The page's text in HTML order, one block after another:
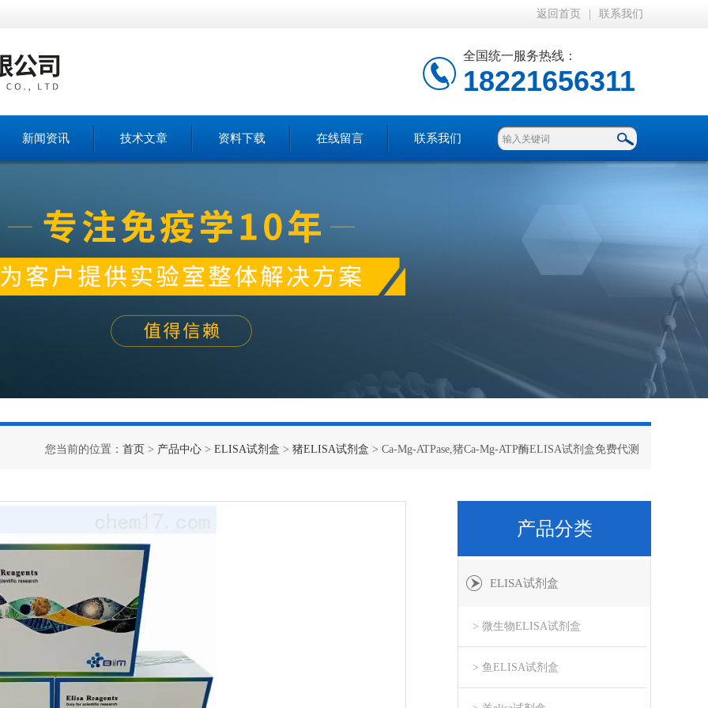
返回首页 联系我们
全国统一服务热线：
18221656311
新闻资讯 技术文章 资料下载 在线留言 联系我们
您当前的位置： 首页 > 产品中心 > ELISA试剂盒 > 猪ELISA试剂盒 > Ca-Mg-ATPase,猪Ca-Mg-ATP酶ELISA试剂盒免费代测
产品分类
ELISA试剂盒
> 微生物ELISA试剂盒
> 鱼ELISA试剂盒